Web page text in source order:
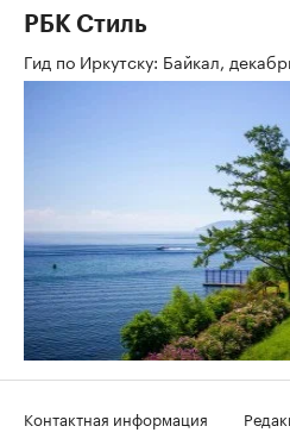
РБК Стиль
Гид по Иркутску: Байкал,
Контактная информация